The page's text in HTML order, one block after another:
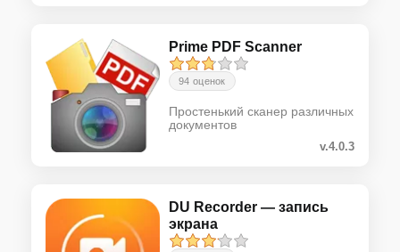
Prime PDF Scanner
94 оценок
Простенький сканер различных
документов
v.4.0.3
DU Recorder — запись
экрана